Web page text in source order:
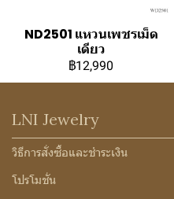
ND2501 แหวนเพชรเม็ด
เดียว
฿12,990
LNI Jewelry
วิธีการสั่งซื้อและชำระเงิน
โปรโมชั่น